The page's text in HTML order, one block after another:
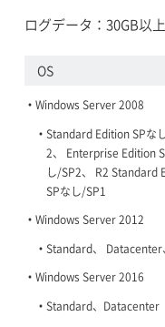
ログデータ：30GB以
OS
Windows Server 2008
Standard Edition SPな
2、 Enterprise Edition
し/SP2、 R2 Standard
SPなし/SP1
Windows Server 2012
Standard、
Windows Server 2016
Standard、Datacenter